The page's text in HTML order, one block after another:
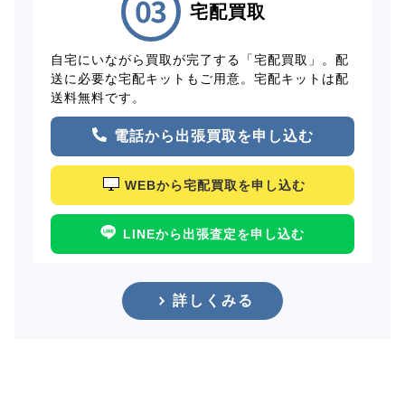
宅配買取
自宅にいながら買取が完了する「宅配買取」。配
送に必要な宅配キットもご用意。宅配キットは配
送料無料です。
電話から出張買取を申し込む
WEBから宅配買取を申し込む
LINEから出張査定を申し込む
詳しくみる